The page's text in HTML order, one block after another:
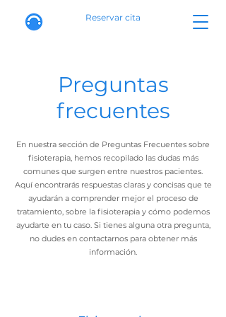
Reservar cita
Preguntas
frecuentes
En nuestra sección de Preguntas Frecuentes sobre
fisioterapia, hemos recopilado las dudas más
comunes que surgen entre nuestros pacientes.
Aquí encontrarás respuestas claras y concisas que te
ayudarán a comprender mejor el proceso de
tratamiento, sobre la fisioterapia y cómo podemos
ayudarte en tu caso. Si tienes alguna otra pregunta,
no dudes en contactarnos para obtener más
información.